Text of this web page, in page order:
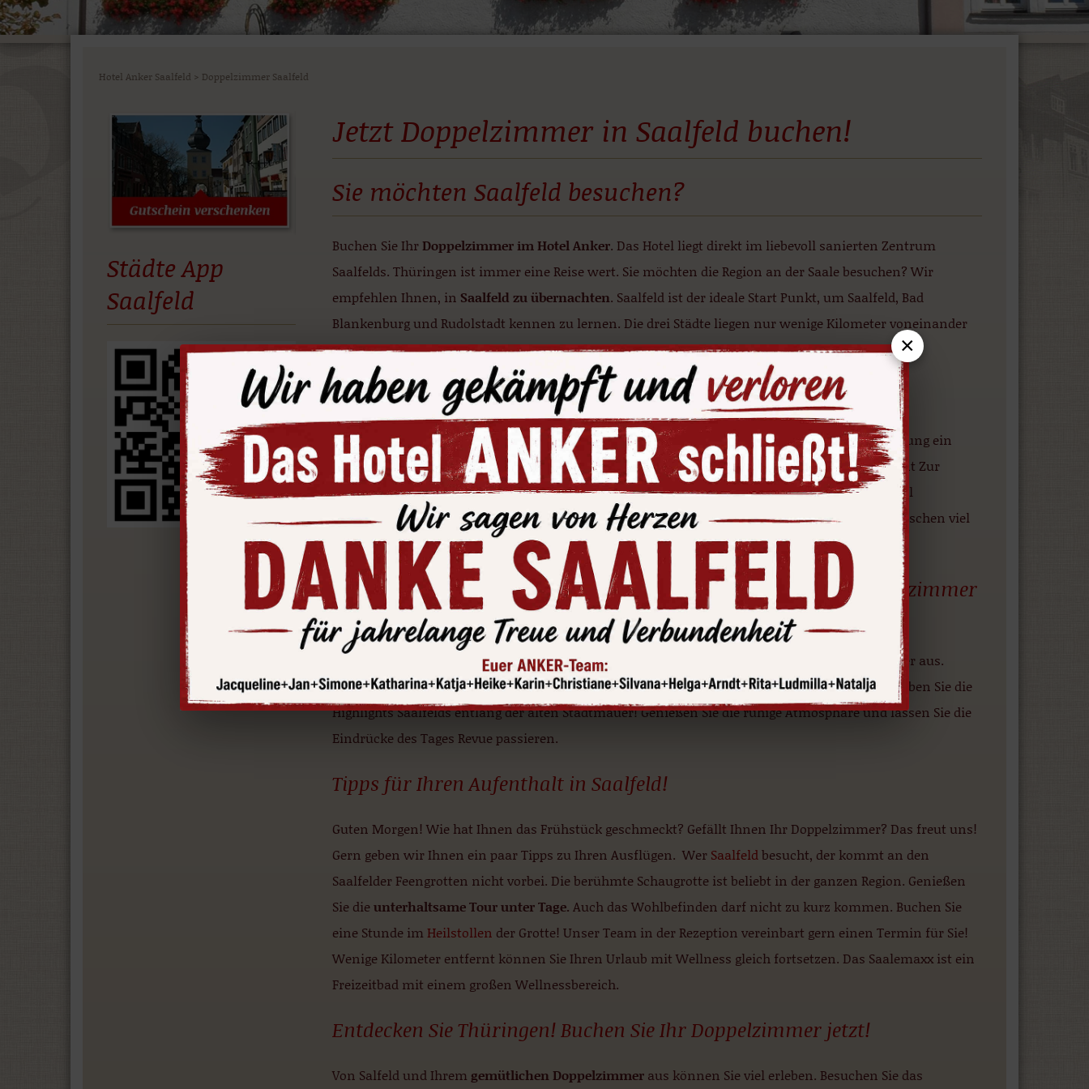
Hotel Anker Saalfeld > Doppelzimmer Saalfeld
Jetzt Doppelzimmer in Saalfeld buchen!
Sie möchten Saalfeld besuchen?
Buchen Sie Ihr Doppelzimmer im Hotel Anker. Das Hotel liegt direkt im liebevoll sanierten Zentrum
Saalfelds. Thüringen ist immer eine Reise wert. Sie möchten die Region an der Saale besuchen? Wir
empfehlen Ihnen, in Saalfeld zu übernachten. Saalfeld ist der ideale Start Punkt, um Saalfeld, Bad
Blankenburg und Rudolstadt kennen zu lernen. Die drei Städte liegen nur wenige Kilometer voneinander
entfernt. Hier gibt es jede Menge zu sehen!
Ihr Doppelzimmer in einer kleinen Thüringer Stadt
Die Innenstadt vonSaalfeld
ist liebenswert restauriert. Hier buchen Sie in angenehmer Umgebung ein
stilvolles Doppelzimmer. Gleich nebenan speisen Sie im besten Haus am Platze, dem Restaurant Zur
Güldenen Gans. Das Restaurant ist im Bib-Gourmand von Michelin, im Vartaführer und im Aral
Schlemmeratlas geführt. Der Küchenchef belohnen Sie abends mit erlesenen Speisen. Wir wünschen viel
Vergnügen bei der Auswahl auf der Speisekarte!
Kleine Rundgänge abends in Saalfeld – bequem von Ihrem Doppelzimmer
aus!
Historisch wertvoll, einzigartig verträumt, so präsentiert Saalfeld sich von Ihrem Doppelzimmer aus.
Verlassen Sie unser Hotel und Ihr Doppelzimmer abends zu einem gemütlichen Rundgang. Erleben Sie die
Highlights Saalfelds entlang der alten Stadtmauer! Genießen Sie die ruhige Atmosphäre und lassen Sie die
Eindrücke des Tages Revue passieren.
Tipps für Ihren Aufenthalt in Saalfeld!
Guten Morgen! Wie hat Ihnen das Frühstück geschmeckt? Gefällt Ihnen Ihr Doppelzimmer? Das freut uns!
Gern geben wir Ihnen ein paar Tipps zu Ihren Ausflügen. Wer Saalfeldbesucht, der kommt an den
Saalfelder Feengrotten nicht vorbei. Die berühmte Schaugrotte ist beliebt in der ganzen Region. Genießen
Sie dieunterhaltsame Tour unter Tage. Auch das Wohlbefinden darf nicht zu kurz kommen. Buchen Sie
eine Stunde im Heilstollen der Grotte! Unser Team in der Rezeption vereinbart gern einen Termin für Sie!
Wenige Kilometer entfernt können Sie Ihren Urlaub mit Wellness gleich fortsetzen. Das Saalemaxx ist ein
Freizeitbad mit einem großen Wellnessbereich.
Entdecken Sie Thüringen! Buchen Sie Ihr Doppelzimmer jetzt!
Von Salfeld und Ihrem gemütlichen Doppelzimmeraus können Sie viel erleben. Besuchen Sie das
Städte App
Saalfeld
×